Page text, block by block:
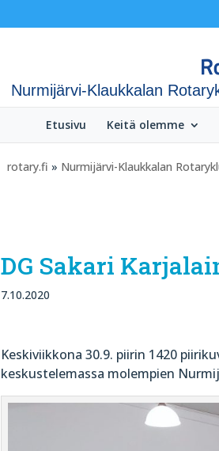
Nurmijärvi-Klaukkalan
Etusivu Keitä olemme
rotary.fi » Nurmijärvi-Klaukkalan
DG Sakari
7.10.2020
Keskiviikkona 30.9. piirin 1420
keskustelemassa molempien